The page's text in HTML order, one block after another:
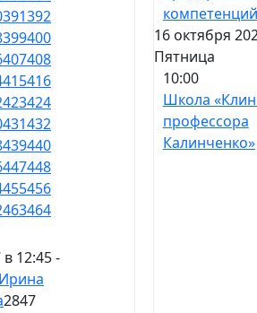
391392
399400
407408
415416
423424
431432
439440
447448
455456
463464
12:45 -
2847
компетенций
16 октября
Пятница
10:00
Школа
профессора
Калинченко»